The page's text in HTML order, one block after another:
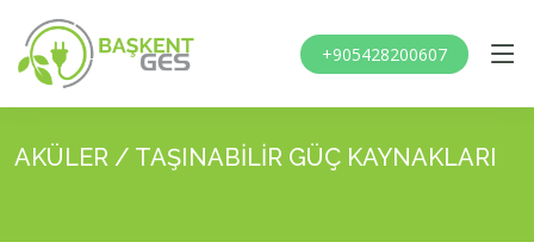
+905428200607
AKÜLER / TAŞINABİLİR GÜÇ KAYNAKLARI